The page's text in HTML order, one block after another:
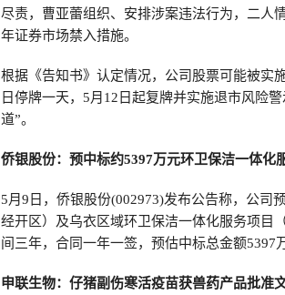
尽责，曹亚蕾组织、安排涉案违法行为，二人
年证券市场禁入措施。
根据《告知书》认定情况，公司股票可能被实
日停牌一天，5月12日起复牌并实施退市风险
道”。
侨银股份：预中标约5397万元环卫保洁一体化
5月9日，侨银股份(002973)发布公告称，公司
经开区）及乌衣区域环卫保洁一体化服务项目
间三年，合同一年一签，预估中标总金额5397
申联生物：仔猪副伤寒活疫苗获兽药产品批准